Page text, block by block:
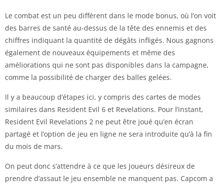
Le combat est un peu différent dans le mode bonus, où l’on voit
des barres de santé au-dessus de la tête des ennemis et des
chiffres indiquant la quantité de dégâts infligés. Nous gagnons
également de nouveaux équipements et même des
améliorations qui ne sont pas disponibles dans la campagne,
comme la possibilité de charger des balles gelées.
Il y a beaucoup d’étapes ici, y compris des cartes de modes
similaires dans Resident Evil 6 et Revelations. Pour l’instant,
Resident Evil Revelations 2 ne peut être joué qu’en écran
partagé et l’option de jeu en ligne ne sera introduite qu’à la fin
du mois de mars.
On peut donc s’attendre à ce que les joueurs désireux de
prendre d’assaut le jeu ensemble ne manquent pas. Capcom a